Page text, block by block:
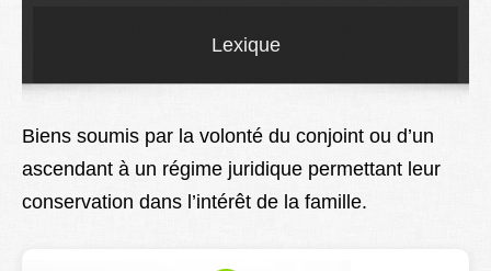
Soins
Droit
Lexique
Lexique
Biens soumis par la volonté du conjoint ou d’un
ascendant à un régime juridique permettant leur
conservation dans l’intérêt de la famille.